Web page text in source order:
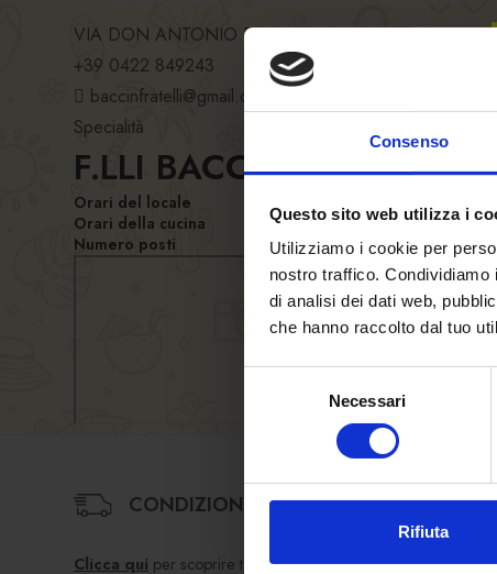
Consenso
Questo sito web utilizza i
Utilizziamo i cookie per
nostro traffico.
di analisi dei dati web,
che hanno raccolto dal tuo
Necessari
Rifiuta
VIA DON ANTONIO PIVA 16, 31056, RONCADE -
+39 0422 849243
baccinfratelli@gmail.com
Specialità
F.LLI BACCIN SNC
Orari del locale
Orari della cucina
Numero posti
CONDIZIONI DI VENDITA
Clicca qui per scoprire termini e condizioni